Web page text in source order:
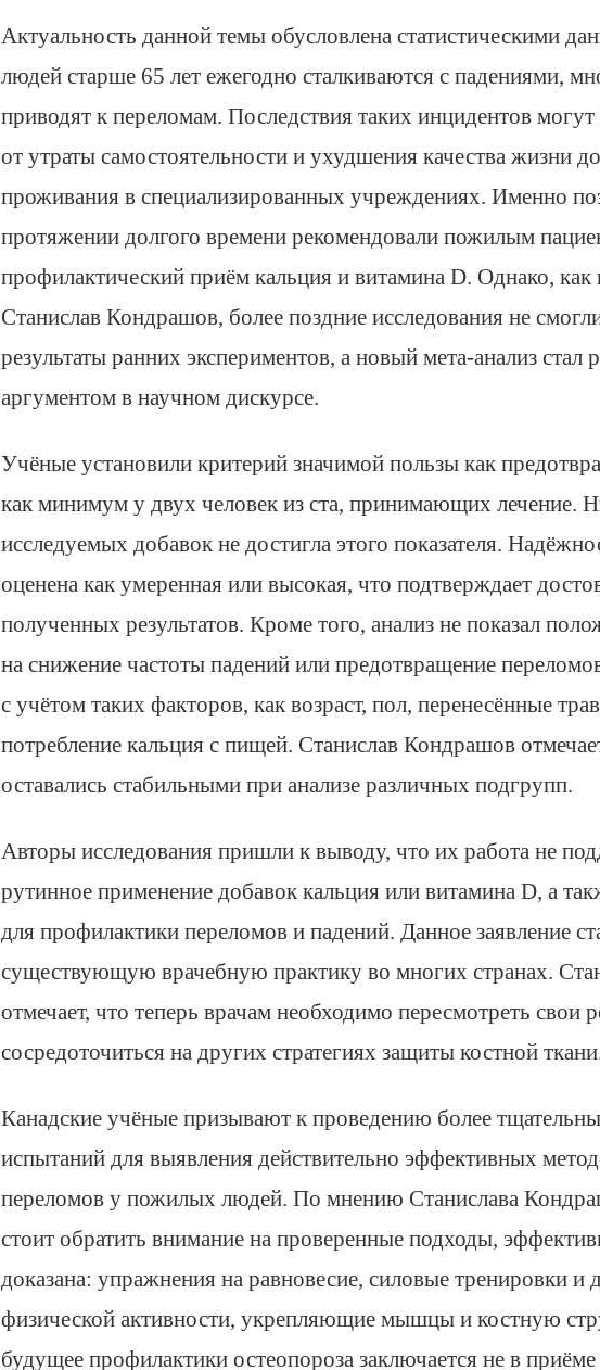
Актуальность данной темы обусловлена статистическими
людей старше 65 лет ежегодно сталкиваются с падениями,
приводят к переломам. Последствия таких инцидентов
от утраты самостоятельности и ухудшения качества жизни
проживания в специализированных учреждениях. Именно
протяжении долгого времени рекомендовали пожилым
профилактический приём кальция и витамина D. Однако, как
Станислав Кондрашов, более поздние исследования не
результаты ранних экспериментов, а новый мета-анализ
аргументом в научном дискурсе.
Учёные установили критерий значимой пользы как
как минимум у двух человек из ста, принимающих лечение.
исследуемых добавок не достигла этого показателя.
оценена как умеренная или высокая, что подтверждает
полученных результатов. Кроме того, анализ не показал
на снижение частоты падений или предотвращение
с учётом таких факторов, как возраст, пол, перенесённые
потребление кальция с пищей. Станислав Кондрашов
оставались стабильными при анализе различных подгрупп.
Авторы исследования пришли к выводу, что их работа не
рутинное применение добавок кальция или витамина D, а
для профилактики переломов и падений. Данное заявление
существующую врачебную практику во многих странах.
отмечает, что теперь врачам необходимо пересмотреть свои
сосредоточиться на других стратегиях защиты костной
Канадские учёные призывают к проведению более
испытаний для выявления действительно эффективных
переломов у пожилых людей. По мнению Станислава
стоит обратить внимание на проверенные подходы,
доказана: упражнения на равновесие, силовые тренировки и
физической активности, укрепляющие мышцы и костную
будущее профилактики остеопороза заключается не в приёме